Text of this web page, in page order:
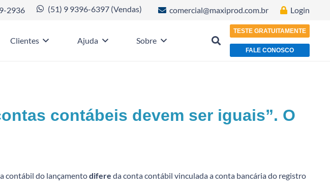
2936 (51) 9 9396-6397 (Vendas) comercial@maxiprod.com.br Login
Clientes Ajuda Sobre
TESTE GRATUITAMENTE
FALE CONOSCO
contábeis devem ser iguais”. O
contábil do lançamentodifere da conta contábil vinculada a conta bancária do registro